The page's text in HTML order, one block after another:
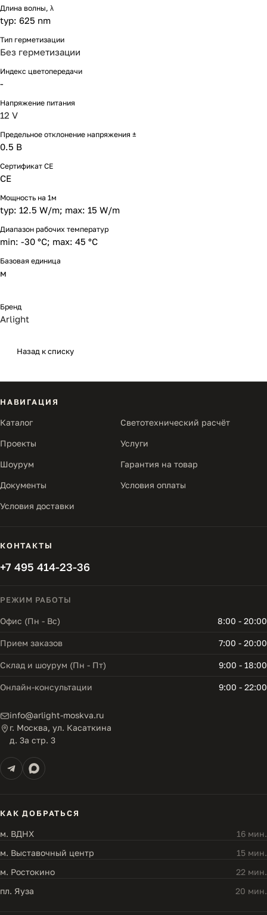
Длина волны, λ
typ: 625 nm
Тип герметизации
Без герметизации
Индекс цветопередачи
-
Напряжение питания
12 V
Предельное отклонение напряжения ±
0.5 В
Сертификат CE
CE
Мощность на 1м
typ: 12.5 W/m; max: 15 W/m
Диапазон рабочих температур
min: -30 °C; max: 45 °C
Базовая единица
м
Бренд
Arlight
Назад к списку
НАВИГАЦИЯ
Каталог Светотехнический расчёт
Проекты Услуги
Шоурум Гарантия на товар
Документы Условия оплаты
Условия доставки
КОНТАКТЫ
+7 495 414-23-36
РЕЖИМ РАБОТЫ
Офис (Пн - Вс) 8:00 - 20:00
Прием заказов 7:00 - 20:00
Склад и шоурум (Пн - Пт) 9:00 - 18:00
Онлайн-консультации 9:00 - 22:00
info@arlight-moskva.ru
г. Москва, ул. Касаткина
д. 3а стр. 3
КАК ДОБРАТЬСЯ
м. ВДНХ
16 мин.
м. Выставочный центр
15 мин.
м. Ростокино
22 мин.
пл. Яуза
20 мин.